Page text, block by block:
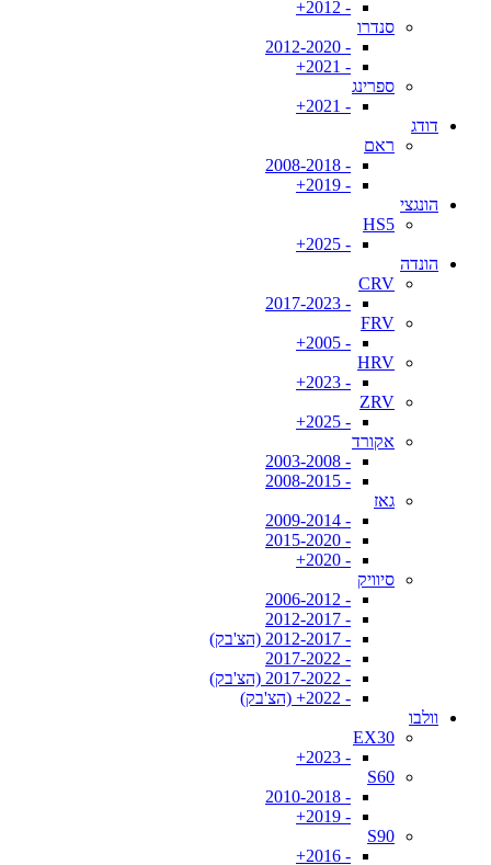
- 2012+
סנדרו
- 2012-2020
- 2021+
ספרינג
- 2021+
דודג
ראם
- 2008-2018
- 2019+
הונגצי
HS5
- 2025+
הונדה
CRV
- 2017-2023
FRV
- 2005+
HRV
- 2023+
ZRV
- 2025+
אקורד
- 2003-2008
- 2008-2015
גאז
- 2009-2014
- 2015-2020
- 2020+
סיוויק
- 2006-2012
- 2012-2017
- 2012-2017 (הצ'בק)
- 2017-2022
- 2017-2022 (הצ'בק)
- 2022+ (הצ'בק)
וולבו
EX30
- 2023+
S60
- 2010-2018
- 2019+
S90
- 2016+